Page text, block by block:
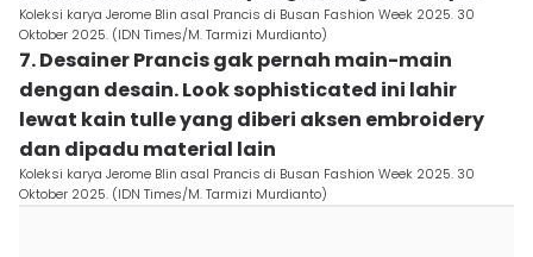
Koleksi karya Jerome Blin asal Prancis di Busan Fashion Week 2025. 30
Oktober 2025. (IDN Times/M. Tarmizi Murdianto)
7. Desainer Prancis gak pernah main-main
dengan desain. Look sophisticated ini lahir
lewat kain tulle yang diberi aksen embroidery
dan dipadu material lain
Koleksi karya Jerome Blin asal Prancis di Busan Fashion Week 2025. 30
Oktober 2025. (IDN Times/M. Tarmizi Murdianto)